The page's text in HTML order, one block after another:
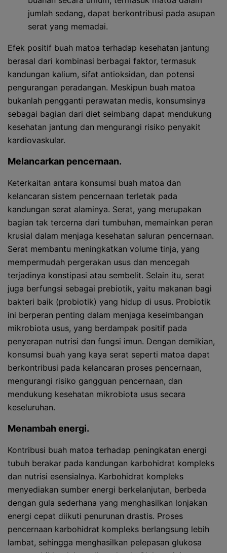
jumlah sedang, dapat berkontribusi pada asupan
serat yang memadai.
Efek positif buah matoa terhadap kesehatan jantung
berasal dari kombinasi berbagai faktor, termasuk
kandungan kalium, sifat antioksidan, dan potensi
pengurangan peradangan. Meskipun buah matoa
bukanlah pengganti perawatan medis, konsumsinya
sebagai bagian dari diet seimbang dapat mendukung
kesehatan jantung dan mengurangi risiko penyakit
kardiovaskular.
Melancarkan pencernaan.
Keterkaitan antara konsumsi buah matoa dan
kelancaran sistem pencernaan terletak pada
kandungan serat alaminya. Serat, yang merupakan
bagian tak tercerna dari tumbuhan, memainkan peran
krusial dalam menjaga kesehatan saluran pencernaan.
Serat membantu meningkatkan volume tinja, yang
mempermudah pergerakan usus dan mencegah
terjadinya konstipasi atau sembelit. Selain itu, serat
juga berfungsi sebagai prebiotik, yaitu makanan bagi
bakteri baik (probiotik) yang hidup di usus. Probiotik
ini berperan penting dalam menjaga keseimbangan
mikrobiota usus, yang berdampak positif pada
penyerapan nutrisi dan fungsi imun. Dengan demikian,
konsumsi buah yang kaya serat seperti matoa dapat
berkontribusi pada kelancaran proses pencernaan,
mengurangi risiko gangguan pencernaan, dan
mendukung kesehatan mikrobiota usus secara
keseluruhan.
Menambah energi.
Kontribusi buah matoa terhadap peningkatan energi
tubuh berakar pada kandungan karbohidrat kompleks
dan nutrisi esensialnya. Karbohidrat kompleks
menyediakan sumber energi berkelanjutan, berbeda
dengan gula sederhana yang menghasilkan lonjakan
energi cepat diikuti penurunan drastis. Proses
pencernaan karbohidrat kompleks berlangsung lebih
lambat, sehingga menghasilkan pelepasan glukosa